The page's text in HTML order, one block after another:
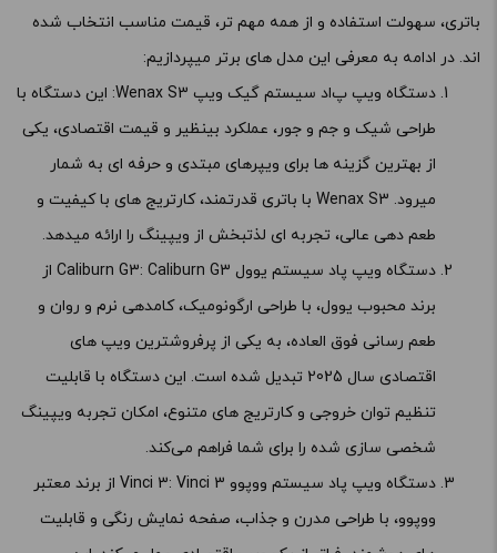
باتری، سهولت استفاده و از همه مهم تر، قیمت مناسب انتخاب شده
اند. در ادامه به معرفی این مدل های برتر میپردازیم:
دستگاه ویپ پاد سیستم گیک ویپ
Wenax S3: این دستگاه با
طراحی شیک و جم ‌و جور، عملکرد بینظیر و قیمت اقتصادی، یکی
از بهترین گزینه ها برای ویپرهای مبتدی و حرفه ای به شمار
میرود. Wenax S3 با باتری قدرتمند، کارتریج های با کیفیت و
طعم دهی عالی، تجربه ای لذتبخش از ویپینگ را ارائه میدهد.
دستگاه ویپ پاد سیستم یوول
Caliburn G3: Caliburn G3 از
برند محبوب یوول، با طراحی ارگونومیک، کامدهی نرم و روان و
طعم رسانی فوق العاده، به یکی از پرفروشترین ویپ های
اقتصادی سال 2025 تبدیل شده است. این دستگاه با قابلیت
تنظیم توان خروجی و کارتریج های متنوع، امکان تجربه ویپینگ
شخصی سازی شده را برای شما فراهم می‌کند.
دستگاه ویپ پاد سیستم ووپوو
Vinci 3: Vinci 3 از برند معتبر
ووپوو، با طراحی مدرن و جذاب، صفحه نمایش رنگی و قابلیت